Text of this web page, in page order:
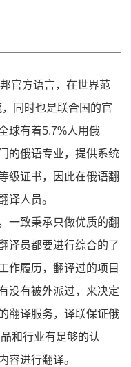
官方语言，在世界范
同时也是联合国的官
球有着5.7%人用俄
的俄语专业，提供系统
级证书，因此在俄语翻
译人员。
一致秉承只做优质的翻
译员都要进行综合的了
作履历，翻译过的项目
没有被外派过，来决定
翻译服务，译联保证俄
和行业有足够的认
容进行翻译。